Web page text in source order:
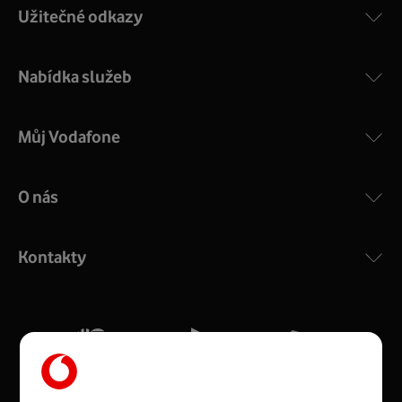
COMPAL CH7465VF
silný signál pro celou domácnost. Kompaktní rozměry 21
Více o COMPAL CH7465VF
Užitečné odkazy
Nabídka služeb
Můj Vodafone
O nás
Kontakty